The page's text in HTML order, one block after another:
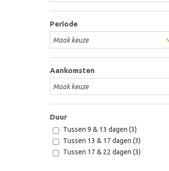
Periode
Aankomsten
Duur
Tussen 9 & 13 dagen (3)
Tussen 13 & 17 dagen (3)
Tussen 17 & 22 dagen (3)